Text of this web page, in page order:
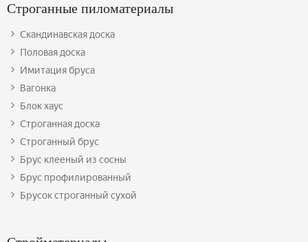
Строганные пиломатериалы
Скандинавская доска
Половая доска
Имитация бруса
Вагонка
Блок хаус
Строганная доска
Строганный брус
Брус клееный из сосны
Брус профилированный
Брусок строганный сухой